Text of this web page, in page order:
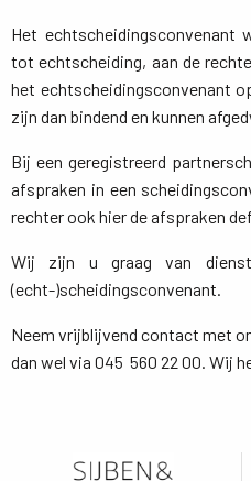
Het echtscheidingsconvenant
tot echtscheiding, aan de
het echtscheidingsconvenant
zijn dan bindend en kunnen
Bij een geregistreerd
afspraken in een
rechter ook hier de afspraken
Wij zijn u graag van
(echt-)scheidingsconvenant.
Neem vrijblijvend contact met
dan wel via 045 560 22 00. Wij